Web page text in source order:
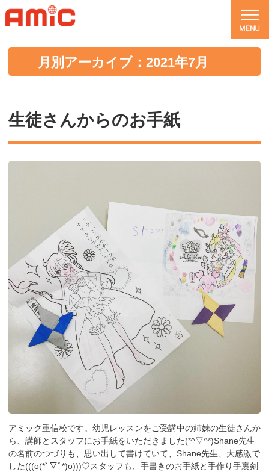
月別アーカイブ：2021年7月
生徒さんからのお手紙
アミック重信校です。幼児レッスンをご受講中の姉妹の生徒さんか
ら、講師とスタッフにお手紙をいただきました(*^▽^*)Shane先生
の名前のつづりも、思い出して書けていて、Shane先生、大感激で
した(((o(*ﾟ▽ﾟ*)o)))♡スタッフも、手書きのお手紙と手作り手裏剣